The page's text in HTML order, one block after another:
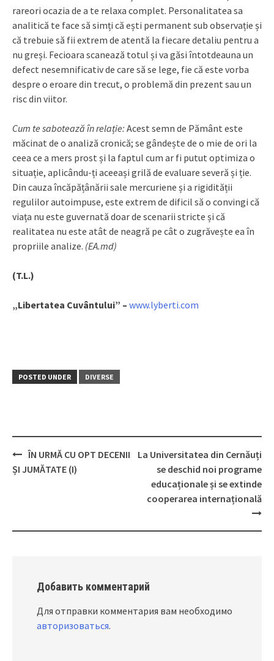
rareori ocazia de a te relaxa complet. Personalitatea sa
analitică te face să simți că ești permanent sub observație și
că trebuie să fii extrem de atentă la fiecare detaliu pentru a
nu greși. Fecioara scanează totul și va găsi întotdeauna un
defect nesemnificativ de care să se lege, fie că este vorba
despre o eroare din trecut, o problemă din prezent sau un
risc din viitor.
Cum te sabotează în relație: Acest semn de Pământ este
măcinat de o analiză cronică; se gândește de o mie de ori la
ceea ce a mers prost și la faptul cum ar fi putut optimiza o
situație, aplicându-ți aceeași grilă de evaluare severă și ție.
Din cauza încăpățânării sale mercuriene și a rigidității
regulilor autoimpuse, este extrem de dificil să o convingi că
viața nu este guvernată doar de scenarii stricte și că
realitatea nu este atât de neagră pe cât o zugrăvește ea în
propriile analize. (EA.md)
(T.L.)
„Libertatea Cuvântului” – www.lyberti.com
POSTED UNDER DIVERSE
Post
ÎN URMĂ CU OPT DECENII
ȘI JUMĂTATE (I)
La Universitatea din Cernăuți
se deschid noi programe
educaționale și se extinde
cooperarea internațională
Добавить комментарий
Для отправки комментария вам необходимо
авторизоваться.